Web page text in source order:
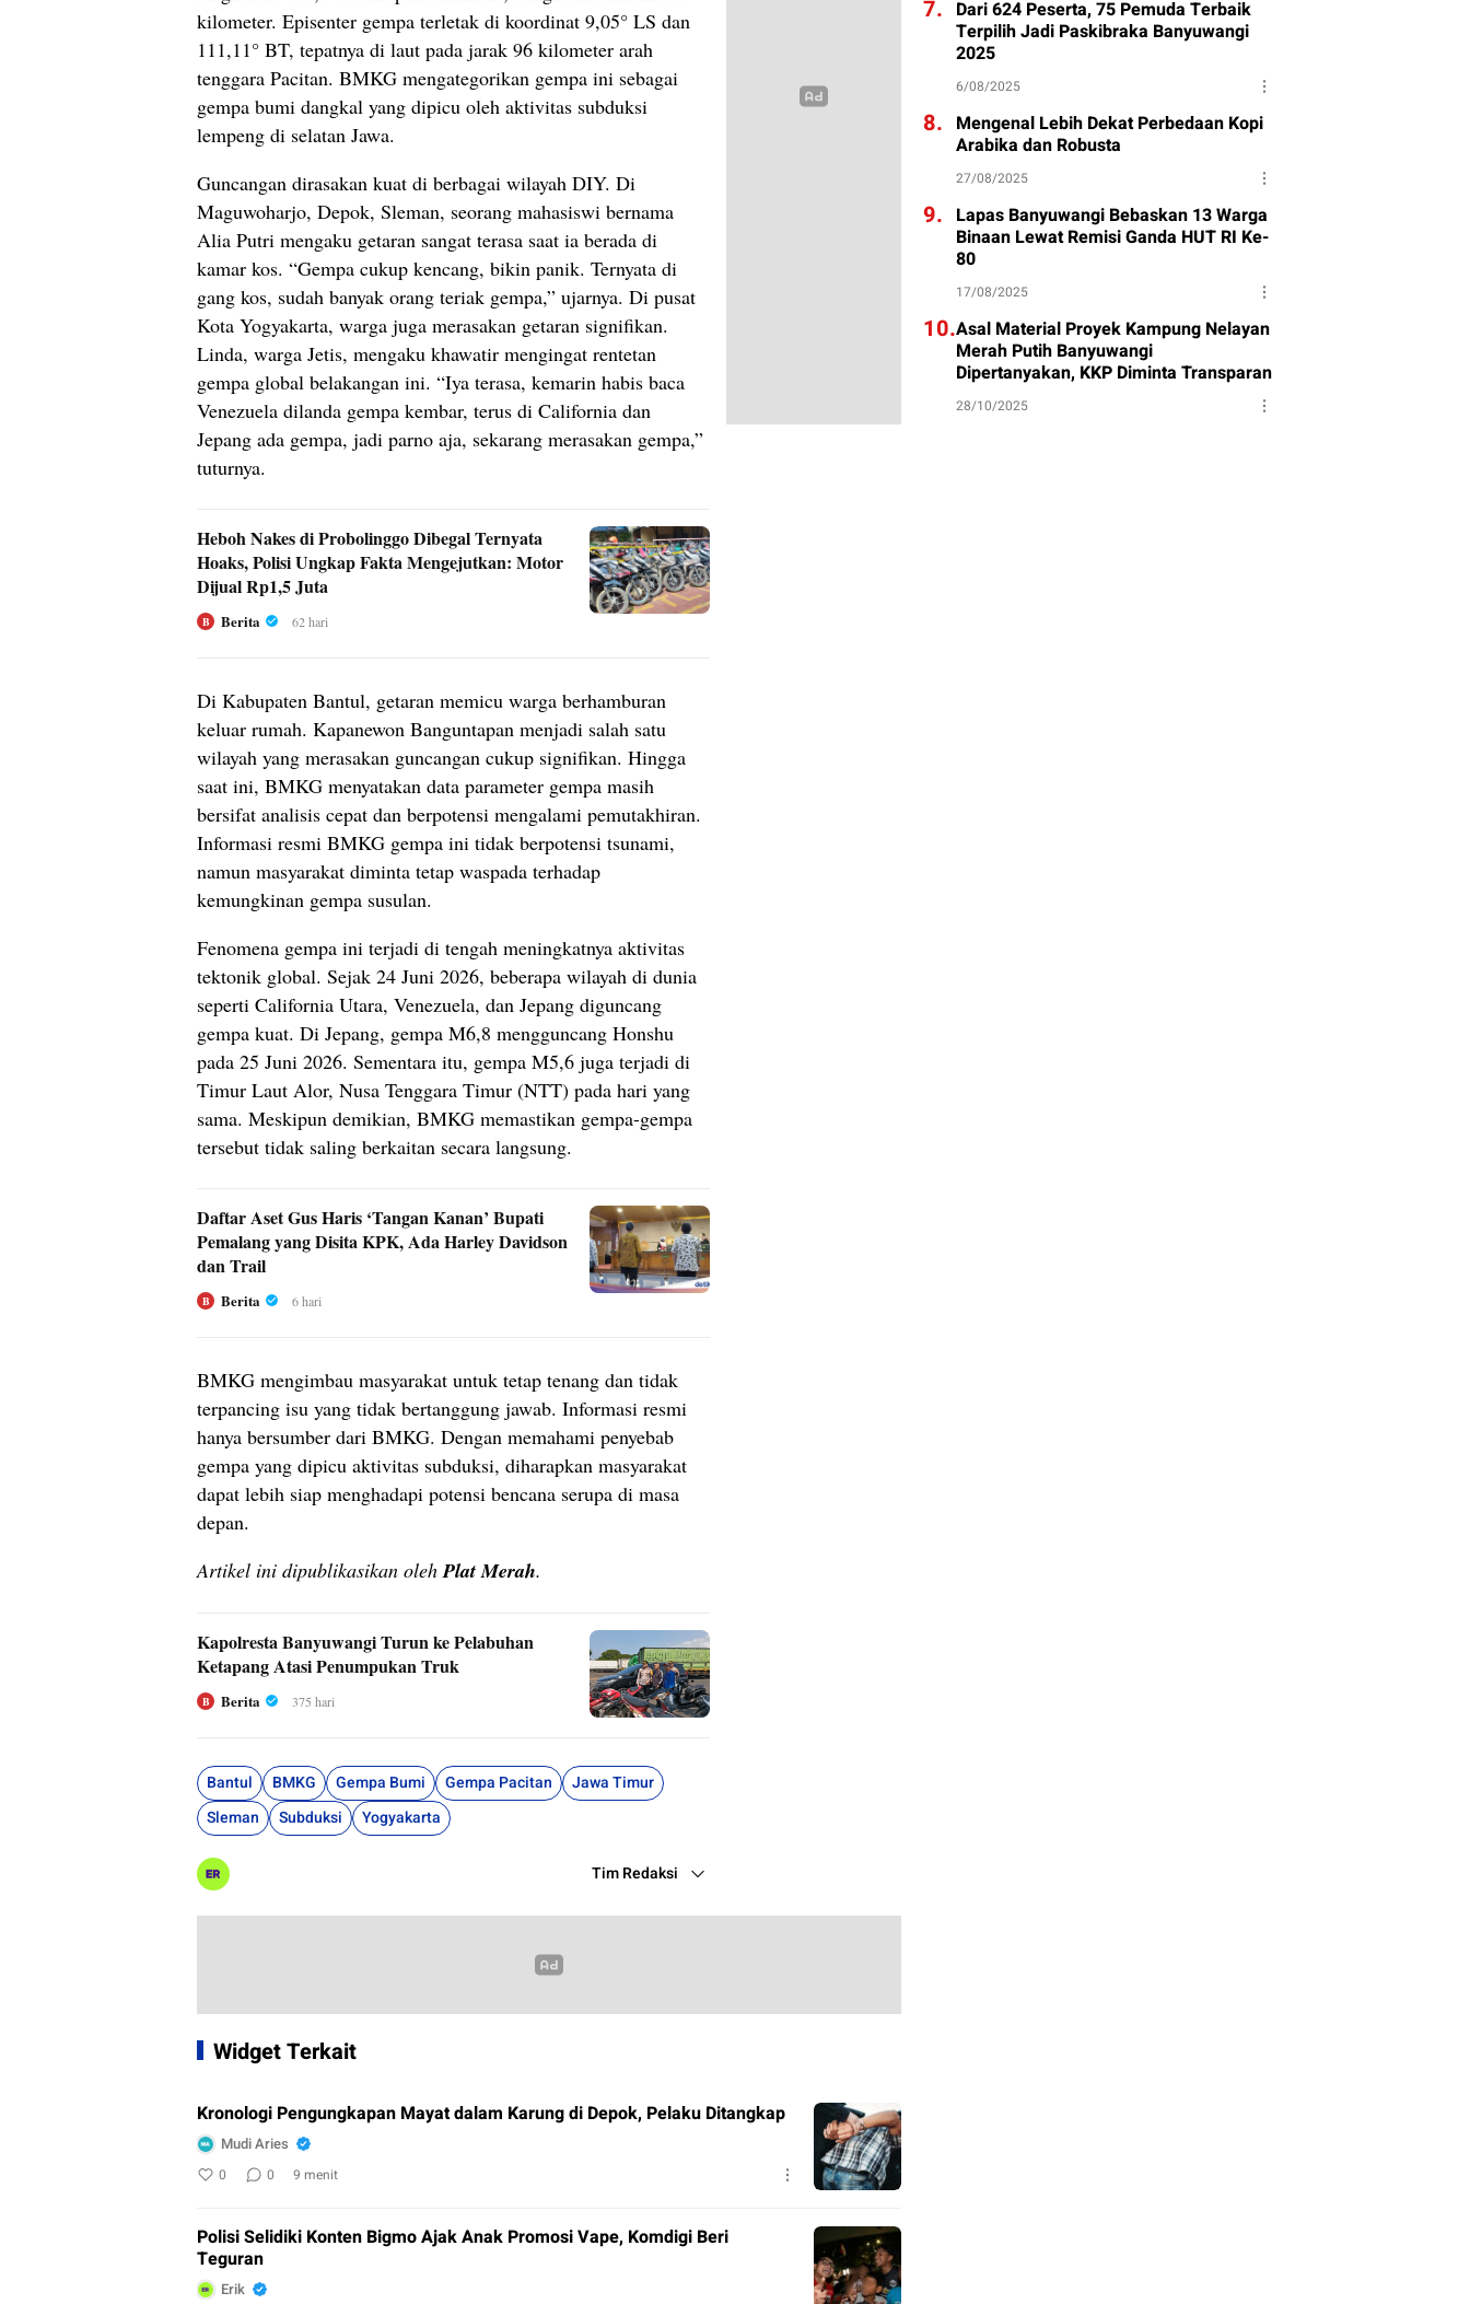
kilometer. Episenter gempa terletak di koordinat 9,05° LS dan
111,11° BT, tepatnya di laut pada jarak 96 kilometer arah
tenggara Pacitan. BMKG mengategorikan gempa ini sebagai
gempa bumi dangkal yang dipicu oleh aktivitas subduksi
lempeng di selatan Jawa.
Guncangan dirasakan kuat di berbagai wilayah DIY. Di
Maguwoharjo, Depok, Sleman, seorang mahasiswi bernama
Alia Putri mengaku getaran sangat terasa saat ia berada di
kamar kos. “Gempa cukup kencang, bikin panik. Ternyata di
gang kos, sudah banyak orang teriak gempa,” ujarnya. Di pusat
Kota Yogyakarta, warga juga merasakan getaran signifikan.
Linda, warga Jetis, mengaku khawatir mengingat rentetan
gempa global belakangan ini. “Iya terasa, kemarin habis baca
Venezuela dilanda gempa kembar, terus di California dan
Jepang ada gempa, jadi parno aja, sekarang merasakan gempa,”
tuturnya.
Heboh Nakes di Probolinggo Dibegal Ternyata
Hoaks, Polisi Ungkap Fakta Mengejutkan: Motor
Dijual Rp1,5 Juta
B Berita 62 hari
Di Kabupaten Bantul, getaran memicu warga berhamburan
keluar rumah. Kapanewon Banguntapan menjadi salah satu
wilayah yang merasakan guncangan cukup signifikan. Hingga
saat ini, BMKG menyatakan data parameter gempa masih
bersifat analisis cepat dan berpotensi mengalami pemutakhiran.
Informasi resmi BMKG gempa ini tidak berpotensi tsunami,
namun masyarakat diminta tetap waspada terhadap
kemungkinan gempa susulan.
Fenomena gempa ini terjadi di tengah meningkatnya aktivitas
tektonik global. Sejak 24 Juni 2026, beberapa wilayah di dunia
seperti California Utara, Venezuela, dan Jepang diguncang
gempa kuat. Di Jepang, gempa M6,8 mengguncang Honshu
pada 25 Juni 2026. Sementara itu, gempa M5,6 juga terjadi di
Timur Laut Alor, Nusa Tenggara Timur (NTT) pada hari yang
sama. Meskipun demikian, BMKG memastikan gempa-gempa
tersebut tidak saling berkaitan secara langsung.
Daftar Aset Gus Haris ‘Tangan Kanan’ Bupati
Pemalang yang Disita KPK, Ada Harley Davidson
dan Trail
B Berita 6 hari
BMKG mengimbau masyarakat untuk tetap tenang dan tidak
terpancing isu yang tidak bertanggung jawab. Informasi resmi
hanya bersumber dari BMKG. Dengan memahami penyebab
gempa yang dipicu aktivitas subduksi, diharapkan masyarakat
dapat lebih siap menghadapi potensi bencana serupa di masa
depan.
Artikel ini dipublikasikan oleh Plat Merah.
Kapolresta Banyuwangi Turun ke Pelabuhan
Ketapang Atasi Penumpukan Truk
B Berita 375 hari
Bantul BMKG Gempa Bumi Gempa Pacitan
Jawa Timur
Sleman
Subduksi Yogyakarta
Tim Redaksi
Widget Terkait
Kronologi Pengungkapan Mayat dalam Karung di Depok, Pelaku Ditangkap
Mudi Aries
0 0 9 menit
Polisi Selidiki Konten Bigmo Ajak Anak Promosi Vape, Komdigi Beri
Teguran
Erik
7. Dari 624 Peserta, 75 Pemuda Terbaik
Terpilih Jadi Paskibraka Banyuwangi
2025
6/08/2025
8. Mengenal Lebih Dekat Perbedaan Kopi
Arabika dan Robusta
27/08/2025
9. Lapas Banyuwangi Bebaskan 13 Warga
Binaan Lewat Remisi Ganda HUT RI Ke-
80
17/08/2025
10.Asal Material Proyek Kampung Nelayan
Merah Putih Banyuwangi
Dipertanyakan, KKP Diminta Transparan
28/10/2025